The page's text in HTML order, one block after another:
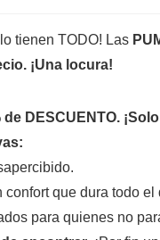
tienen TODO! Las
¡Una locura!
de DESCUENTO.
confort que dura todo el
para quienes no